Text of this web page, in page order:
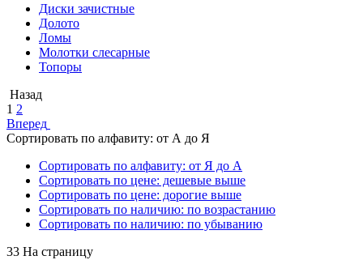
Диски зачистные
Долото
Ломы
Молотки слесарные
Топоры
Назад
1 2
Вперед
Сортировать по алфавиту: от А до Я
Сортировать по алфавиту: от Я до А
Сортировать по цене: дешевые выше
Сортировать по цене: дорогие выше
Сортировать по наличию: по возрастанию
Сортировать по наличию: по убыванию
33 На страницу